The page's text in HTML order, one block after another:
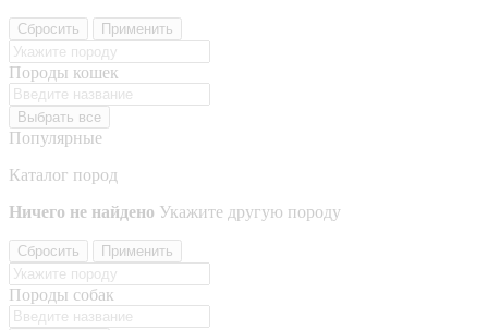
Сбросить Применить
Породы кошек
Выбрать все
Популярные
Каталог пород
Ничего не найдено Укажите другую породу
Сбросить Применить
Породы собак